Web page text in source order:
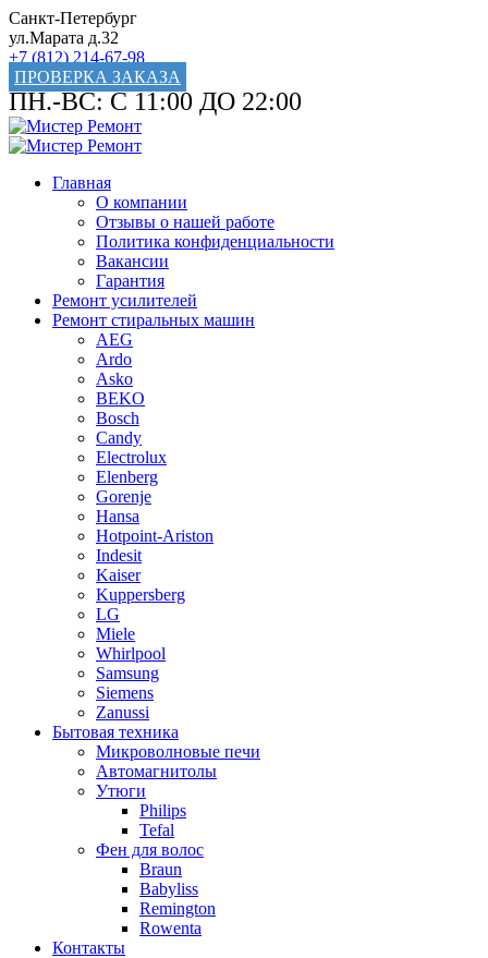
Санкт-Петербург
ул.Марата д.32
+7 (812) 214-67-98
ПРОВЕРКА ЗАКАЗА
ПН.-ВС: С 11:00 ДО 22:00
Главная
О компании
Отзывы о нашей работе
Политика конфиденциальности
Вакансии
Гарантия
Ремонт усилителей
Ремонт стиральных машин
AEG
Ardo
Asko
BEKO
Bosch
Candy
Electrolux
Elenberg
Gorenje
Hansa
Hotpoint-Ariston
Indesit
Kaiser
Kuppersberg
LG
Miele
Whirlpool
Samsung
Siemens
Zanussi
Бытовая техника
Микроволновые печи
Автомагнитолы
Утюги
Philips
Tefal
Фен для волос
Braun
Babyliss
Remington
Rowenta
Контакты